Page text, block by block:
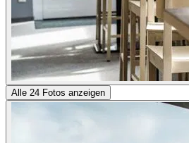
Alle 24 Fotos anzeigen